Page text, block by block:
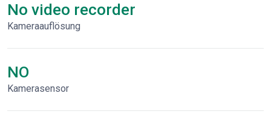
No video recorder
Kameraauflösung
NO
Kamerasensor